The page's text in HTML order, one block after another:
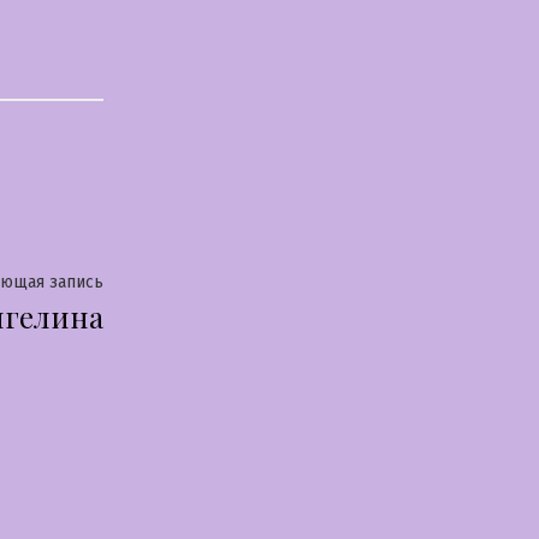
запись